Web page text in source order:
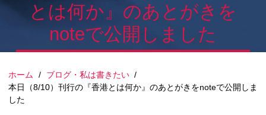
とは何か』のあとがきを
noteで公開しました
ホーム / ブログ・私は書きたい /
本日（8/10）刊行の『香港とは何か』のあとがきをnoteで公開しま
した